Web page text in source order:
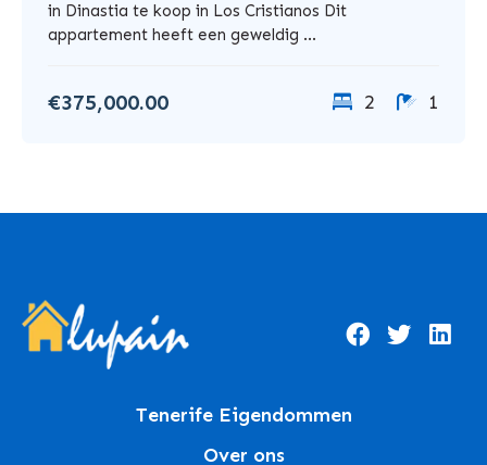
in Dinastia te koop in Los Cristianos Dit
appartement heeft een geweldig ...
€375,000.00 2 1
Tenerife Eigendommen
Over ons